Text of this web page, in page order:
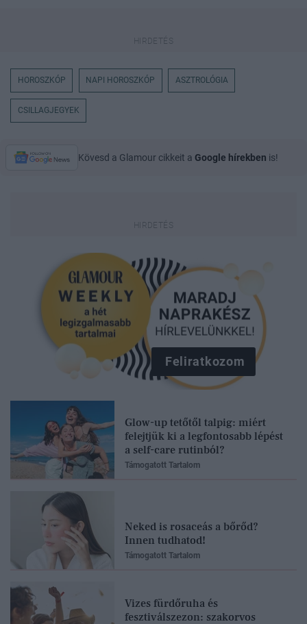
HOROSZKÓP NAPI HOROSZKÓP ASZTROLÓGIA
CSILLAGJEGYEK
Kövesd a Glamour cikkeit a Google hírekben is!
Feliratkozom
Glow-up tetőtől talpig: miért
felejtjük ki a legfontosabb lépést
a self-care rutinból?
Támogatott Tartalom
Neked is rosaceás a bőrőd?
Innen tudhatod!
Támogatott Tartalom
Vizes fürdőruha és
fesztiválszezon: szakorvos